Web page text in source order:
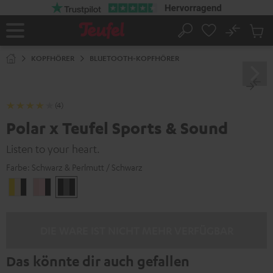
Startseite
Suche
No
KOPFHÖRER BLUETOOTH-KOPFHÖRER
(4)
Polar x Teufel Sports & Sound
Listen to your heart.
Farbe: Schwarz & Perlmutt / Schwarz
&
&
Das könnte dir auch gefallen